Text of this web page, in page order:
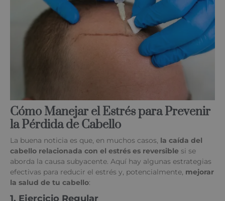
Cómo Manejar el Estrés para Prevenir
la Pérdida de Cabello
La buena noticia es que, en muchos casos, la caída del
cabello relacionada con el estrés es reversible si se
aborda la causa subyacente. Aquí hay algunas estrategias
efectivas para reducir el estrés y, potencialmente, mejorar
la salud de tu cabello:
1. Ejercicio Regular